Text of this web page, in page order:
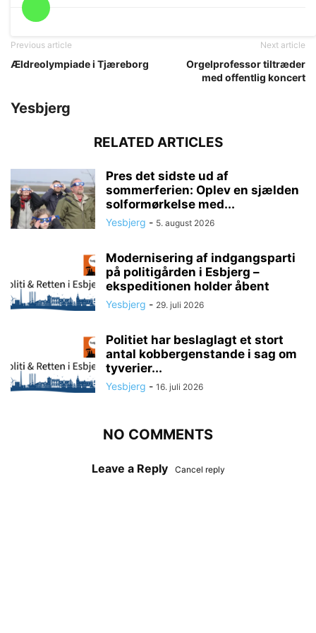
Previous article
Ældreolympiade i Tjæreborg
Next article
Orgelprofessor tiltræder
med offentlig koncert
Yesbjerg
RELATED ARTICLES
Pres det sidste ud af
sommerferien: Oplev en sjælden
solformørkelse med...
Yesbjerg - 5. august 2026
Modernisering af indgangsparti
på politigården i Esbjerg –
ekspeditionen holder åbent
Yesbjerg - 29. juli 2026
Politiet har beslaglagt et stort
antal kobbergenstande i sag om
tyverier...
Yesbjerg - 16. juli 2026
NO COMMENTS
Leave a Reply Cancel reply